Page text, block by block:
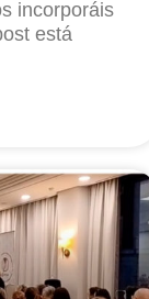
incorporáis
está